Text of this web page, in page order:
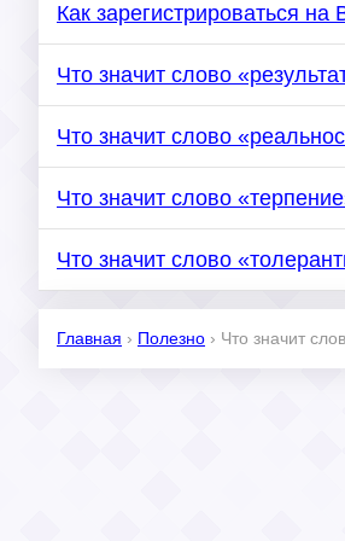
Как зарегистрироваться на
Что значит слово
Что значит слово
Что значит слово
Что значит слово
Главная › Полезно › Что значит